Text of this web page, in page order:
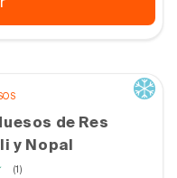
de Res
y Nopal
(1)1